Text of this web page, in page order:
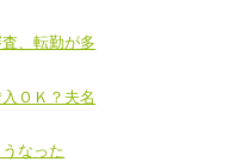
、転勤が多
ＯＫ？夫名
なった